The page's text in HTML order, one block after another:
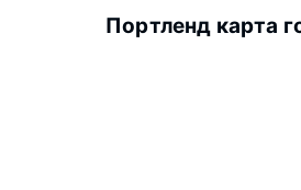
Портленд карта